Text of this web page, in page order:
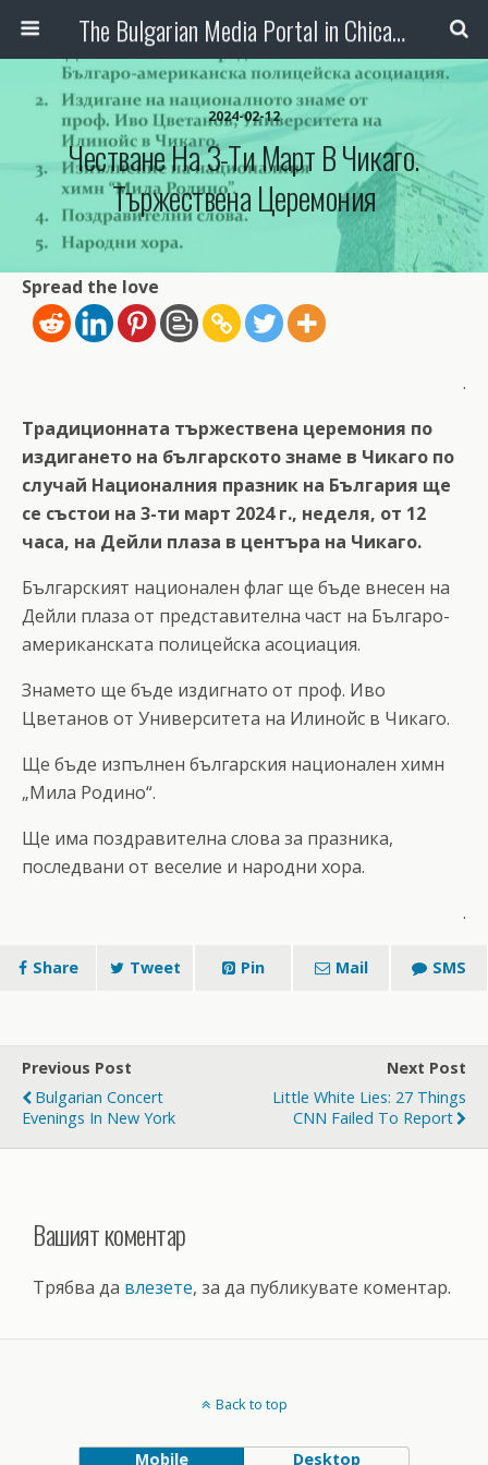
The Bulgarian Media Portal in Chicago
2024-02-12
Честване На 3-Ти Март В Чикаго.
Тържествена Церемония
Spread the love
.
Традиционната тържествена церемония по
издигането на българското знаме в Чикаго по
случай Националния празник на България ще
се състои на 3-ти март 2024 г., неделя, от 12
часа, на Дейли плаза в центъра на Чикаго.
Българският национален флаг ще бъде внесен на
Дейли плаза от представителна част на Българо-
американската полицейска асоциация.
Знамето ще бъде издигнато от проф. Иво
Цветанов от Университета на Илинойс в Чикаго.
Ще бъде изпълнен българския национален химн
„Мила Родино“.
Ще има поздравителна слова за празника,
последвани от веселие и народни хора.
.
Share Tweet Pin Mail SMS
Previous Post
Bulgarian Concert
Evenings In New York
Next Post
Little White Lies: 27 Things
СNN Failed To Report
Вашият коментар
Трябва да влезете, за да публикувате коментар.
Back to top
Mobile Desktop